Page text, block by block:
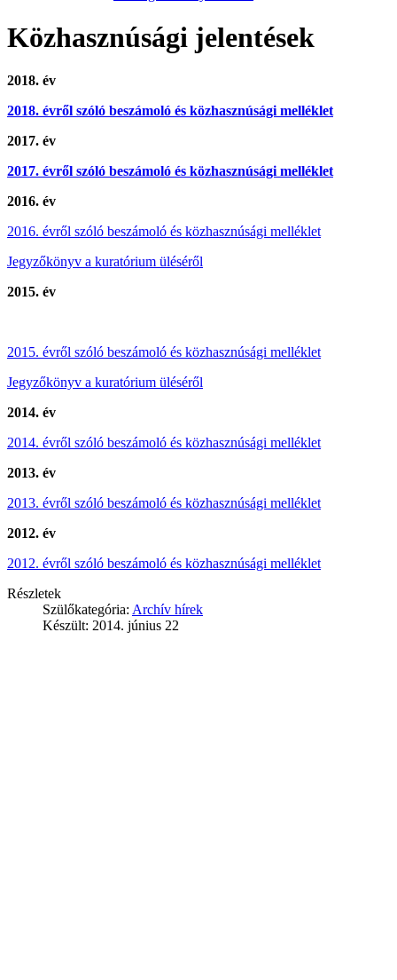
Közhasznúsági jelentések
2018. év
2018. évről szóló beszámoló és közhasznúsági melléklet
2017. év
2017. évről szóló beszámoló és közhasznúsági melléklet
2016. év
2016. évről szóló beszámoló és közhasznúsági melléklet
Jegyzőkönyv a kuratórium üléséről
2015. év
2015. évről szóló beszámoló és közhasznúsági melléklet
Jegyzőkönyv a kuratórium üléséről
2014. év
2014. évről szóló beszámoló és közhasznúsági melléklet
2013. év
2013. évről szóló beszámoló és közhasznúsági melléklet
2012. év
2012. évről szóló beszámoló és közhasznúsági melléklet
Részletek
Szülőkategória: Archív hírek
Készült: 2014. június 22